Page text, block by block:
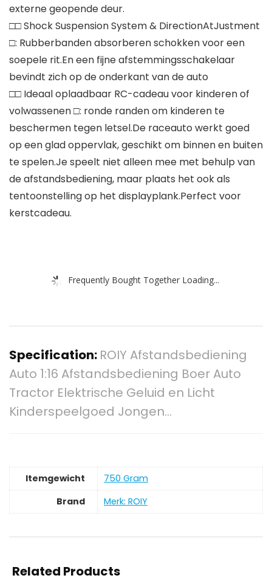
externe geopende deur.
□□ Shock Suspension System & DirectionAtJustment
□: Rubberbanden absorberen schokken voor een
soepele rit.En een fijne afstemmingsschakelaar
bevindt zich op de onderkant van de auto
□□ Ideaal oplaadbaar RC-cadeau voor kinderen of
volwassenen □: ronde randen om kinderen te
beschermen tegen letsel.De raceauto werkt goed
op een glad oppervlak, geschikt om binnen en buiten
te spelen.Je speelt niet alleen mee met behulp van
de afstandsbediening, maar plaats het ook als
tentoonstelling op het displayplank.Perfect voor
kerstcadeau.
Frequently Bought Together Loading...
Specification: ROIY Afstandsbediening
Auto 1:16 Afstandsbediening Boer Auto
Tractor Elektrische Geluid en Licht
Kinderspeelgoed Jongen…
Itemgewicht
‎750 Gram
Brand
Merk: ROIY
Related Products